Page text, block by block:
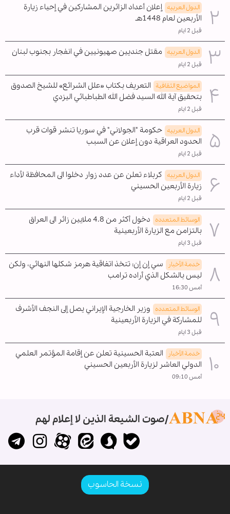
الدول العربیه إعلان أعداد الزائرين المشاركين في إحياء زيارة
الأربعين لعام 1448هـ
قبل 2 ايام
الدول العربیه مقتل جنديين صهيونيين في انفجار بجنوب لبنان
قبل 2 ايام
المواضیع الثقافية التعريف بكتاب «علل الشرائع» للشيخ الصدوق
بتحقيق آية الله السيد فضل الله الطباطبائي اليزدي
قبل 2 ايام
الدول العربیه حكومة "الجولاني" في سوريا تنشر قوات قرب
الحدود العراقية دون إعلان عن السبب
قبل 2 ايام
الدول العربیه كربلاء تعلن عن عدد زوار دخلوا الى المحافظة لأداء
زيارة الأربعين الحسيني
قبل 2 ايام
الوسائط المتعدده
دخول أكثر من 4.8 ملايين زائر الى العراق
بالتزامن مع الزيارة الأربعينية
قبل 3 ايام
خدمة الأخبار
سي إن إن: تتخذ اتفاقية هرمز شكلها النهائي، ولكن
ليس بالشكل الذي أراده ترامب
أمس 16:30
الوسائط المتعدده وزير الخارجية الإيراني يصل إلى النجف الأشرف
للمشاركة في الزيارة الأربعينية
قبل 3 ايام
خدمة الأخبار
العتبة الحسينية تعلن عن إقامة المؤتمر العلمي
الدولي العاشر لزيارة الأربعين الحسيني
أمس 09:10
صوت الشيعة الذين لا إعلام لهم
نسخة الحاسوب